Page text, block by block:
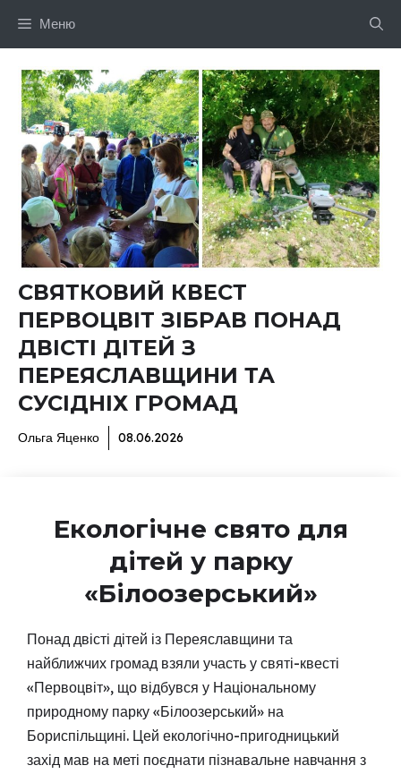
Меню
СВЯТКОВИЙ КВЕСТ
ПЕРВОЦВІТ ЗІБРАВ ПОНАД
ДВІСТІ ДІТЕЙ З
ПЕРЕЯСЛАВЩИНИ ТА
СУСІДНІХ ГРОМАД
Ольга Яценко 08.06.2026
Екологічне свято для
дітей у парку
«Білоозерський»
Понад двісті дітей із Переяславщини та
найближчих громад взяли участь у святі-квесті
«Первоцвіт», що відбувся у Національному
природному парку «Білоозерський» на
Бориспільщині. Цей екологічно-пригодницький
захід мав на меті поєднати пізнавальне навчання з